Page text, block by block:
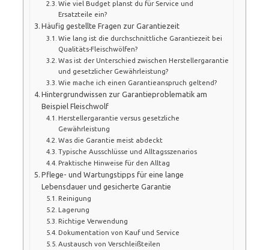
Wie viel Budget planst du für Service und
Ersatzteile ein?
Häufig gestellte Fragen zur Garantiezeit
Wie lang ist die durchschnittliche Garantiezeit bei
Qualitäts-Fleischwölfen?
Was ist der Unterschied zwischen Herstellergarantie
und gesetzlicher Gewährleistung?
Wie mache ich einen Garantieanspruch geltend?
Hintergrundwissen zur Garantieproblematik am
Beispiel Fleischwolf
Herstellergarantie versus gesetzliche
Gewährleistung
Was die Garantie meist abdeckt
Typische Ausschlüsse und Alltagsszenarios
Praktische Hinweise für den Alltag
Pflege- und Wartungstipps für eine lange
Lebensdauer und gesicherte Garantie
Reinigung
Lagerung
Richtige Verwendung
Dokumentation von Kauf und Service
Austausch von Verschleißteilen